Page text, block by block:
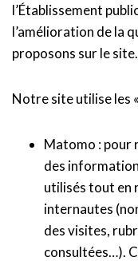
l’Établissement
l’amélioration de la
proposons sur le site.
Notre site utilise les
Matomo : pour
des
utilisés tout en
internautes
des visites,
consultées…).